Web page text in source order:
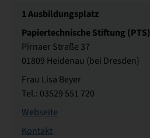
1Ausbildungsplatz
Papiertechnische Stiftung (PTS)
Pirnaer Straße 37
01809 Heidenau (bei Dresden)
Frau Lisa Beyer
Tel.: 03529 551 720
Webseite
Kontakt